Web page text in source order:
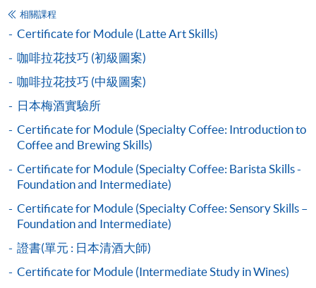
-短期課程
報讀同一學歷頒授課程內其他單元
個別課程為須報讀同一學歷頒授課程及其他單元或繳
交下期學費的學員，提供網上服務，如學員就讀的課
網上支付可通過「繳費靈」(PPS) (不適用於手機)、
VISA 或 Mastercard、「微信支付」(Online WeChat
Pay) 、「支付寶」(Online Alipay) 或 「轉數快」(FPS)
繳付學費。
相關課程
Certificate for Module (Latte Art Skills)
咖啡拉花技巧 (初級圖案)
咖啡拉花技巧 (中級圖案)
日本梅酒實驗所
Certificate for Module (Specialty Coffee: Introduction to
Coffee and Brewing Skills)
Certificate for Module (Specialty Coffee: Barista Skills -
Foundation and Intermediate)
Certificate for Module (Specialty Coffee: Sensory Skills –
Foundation and Intermediate)
證書(單元 : 日本清酒大師)
Certificate for Module (Intermediate Study in Wines)